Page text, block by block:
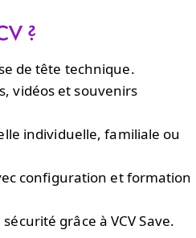
?
de tête technique.
vidéos et souvenirs
individuelle, familiale ou
configuration et formation
grâce à VCV Save.